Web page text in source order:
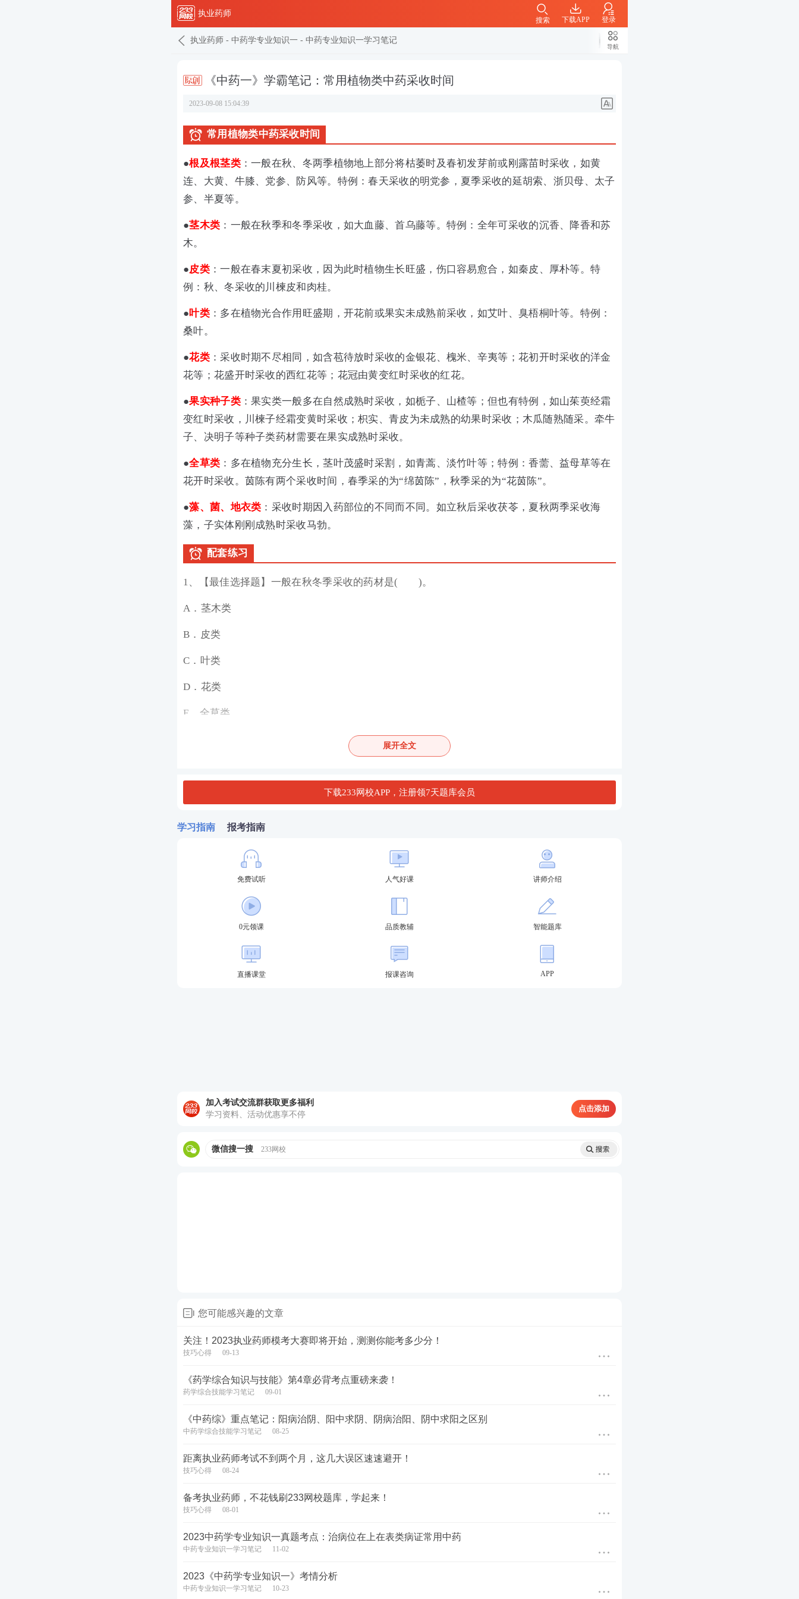
执业药师
下载APP 登录
搜索
执业药师 - 中药学专业知识一 - 中药专业知识一学习笔记
导航
《中药一》学霸笔记：常用植物类中药采收时间
2023-09-08 15:04:39
常用植物类中药采收时间
●根及根茎类：一般在秋、冬两季植物地上部分将枯萎时及春初发芽前或刚露苗时采收，如黄
连、大黄、牛膝、党参、防风等。特例：春天采收的明党参，夏季采收的延胡索、浙贝母、太子
参、半夏等。
●茎木类 ：一般在秋季和冬季采收，如大血藤、首乌藤等。特例：全年可采收的沉香、降香和苏
木。
●皮类：一般在春末夏初采收，因为此时植物生长旺盛，伤口容易愈合，如秦皮、厚朴等。特
例：秋、冬采收的川楝皮和肉桂。
●叶类：多在植物光合作用旺盛期，开花前或果实未成熟前采收，如艾叶、臭梧桐叶等。特例：
桑叶。
●花类：采收时期不尽相同，如含苞待放时采收的金银花、槐米、辛夷等；花初开时采收的洋金
花等；花盛开时采收的西红花等；花冠由黄变红时采收的红花。
●果实种子类：果实类一般多在自然成熟时采收，如栀子、山楂等；但也有特例，如山茱萸经霜
变红时采收，川楝子经霜变黄时采收；枳实、青皮为未成熟的幼果时采收；木瓜随熟随采。牵牛
子、决明子等种子类药材需要在果实成熟时采收。
●全草类 ：多在植物充分生长，茎叶茂盛时采割，如青蒿、淡竹叶等；特例：香薷、益母草等在
花开时采收。茵陈有两个采收时间，春季采的为“绵茵陈”，秋季采的为“花茵陈”。
●藻、菌、地衣类 ：采收时期因入药部位的不同而不同。如立秋后采收茯苓，夏秋两季采收海
藻，子实体刚刚成熟时采收马勃。
配套练习
1、【最佳选择题】一般在秋冬季采收的药材是( )。
A．茎木类
B．皮类
C．叶类
D．花类
E．全草类
查看答案
A．秋末茎叶枯萎时
B．夏季果熟期
C．枝叶茂盛期
D．花开初期
2、【配伍选择题】洋金花的采收时间是( )。
查看答案
★推荐：加执业药师学霸君微信【ks233wx7】享1v1备考答疑。扫码添加↓↓
展开全文
下载233网校APP，注册领7天题库会员
学习指南 报考指南
免费试听 人气好课 讲师介绍
0元领课 品质教辅 智能题库
直播课堂 报课咨询 APP
加入考试交流群获取更多福利
学习资料、活动优惠享不停
点击添加
微信搜一搜 233网校
您可能感兴趣的文章
关注！2023执业药师模考大赛即将开始，测测你能考多少分！
技巧心得 09-13
《药学综合知识与技能》第4章必背考点重磅来袭！
药学综合技能学习笔记 09-01
《中药综》重点笔记：阳病治阴、阳中求阴、阴病治阳、阴中求阳之区别
中药学综合技能学习笔记 08-25
距离执业药师考试不到两个月，这几大误区速速避开！
技巧心得 08-24
备考执业药师，不花钱刷233网校题库，学起来！
技巧心得 08-01
2023中药学专业知识一真题考点：治病位在上在表类病证常用中药
中药专业知识一学习笔记 11-02
2023《中药学专业知识一》考情分析
中药专业知识一学习笔记 10-23